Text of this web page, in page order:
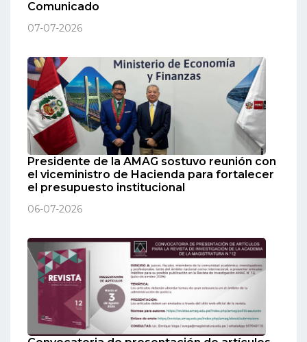
Comunicado
07-07-2026
Presidente de la AMAG sostuvo reunión con
el viceministro de Hacienda para fortalecer
el presupuesto institucional
06-07-2026